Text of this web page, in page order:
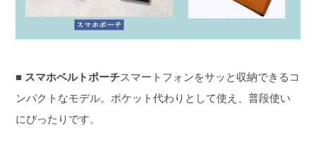
■ スマホベルトポーチスマートフォンをサッと収納できるコ
ンパクトなモデル。 ポケット代わりとして使え、普段使い
にぴったりです。